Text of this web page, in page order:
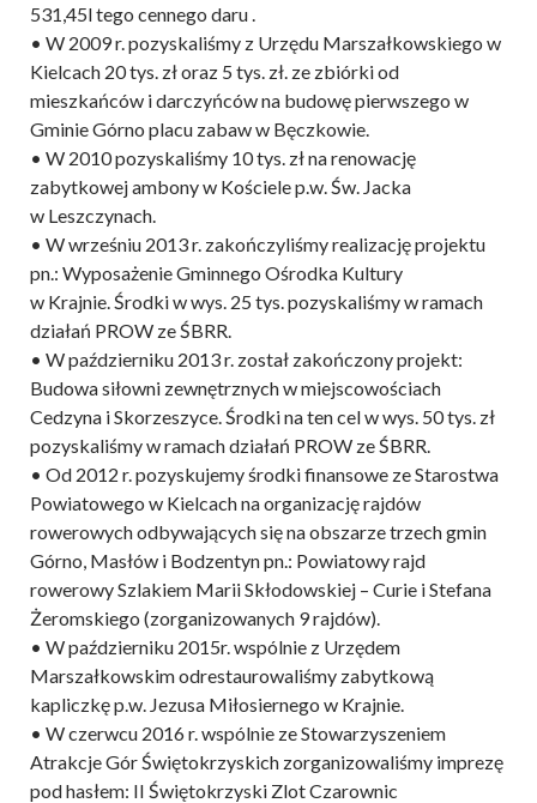
531,45l tego cennego daru .
• W 2009 r. pozyskaliśmy z Urzędu Marszałkowskiego w
Kielcach 20 tys. zł oraz 5 tys. zł. ze zbiórki od
mieszkańców i darczyńców na budowę pierwszego w
Gminie Górno placu zabaw w Bęczkowie.
• W 2010 pozyskaliśmy 10 tys. zł na renowację
zabytkowej ambony w Kościele p.w. Św. Jacka
w Leszczynach.
• W wrześniu 2013 r. zakończyliśmy realizację projektu
pn.: Wyposażenie Gminnego Ośrodka Kultury
w Krajnie. Środki w wys. 25 tys. pozyskaliśmy w ramach
działań PROW ze ŚBRR.
• W październiku 2013 r. został zakończony projekt:
Budowa siłowni zewnętrznych w miejscowościach
Cedzyna i Skorzeszyce. Środki na ten cel w wys. 50 tys. zł
pozyskaliśmy w ramach działań PROW ze ŚBRR.
• Od 2012 r. pozyskujemy środki finansowe ze Starostwa
Powiatowego w Kielcach na organizację rajdów
rowerowych odbywających się na obszarze trzech gmin
Górno, Masłów i Bodzentyn pn.: Powiatowy rajd
rowerowy Szlakiem Marii Skłodowskiej – Curie i Stefana
Żeromskiego (zorganizowanych 9 rajdów).
• W październiku 2015r. wspólnie z Urzędem
Marszałkowskim odrestaurowaliśmy zabytkową
kapliczkę p.w. Jezusa Miłosiernego w Krajnie.
• W czerwcu 2016 r. wspólnie ze Stowarzyszeniem
Atrakcje Gór Świętokrzyskich zorganizowaliśmy imprezę
pod hasłem: II Świętokrzyski Zlot Czarownic